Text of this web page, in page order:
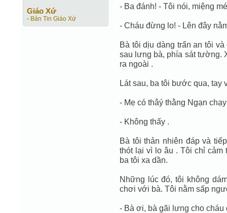
Giáo Xứ
- Bản Tin Giáo Xứ
- Ba đánh! - Tôi nói, miệng
- Cháu đừng lo! - Lên đây
Bà tôi dịu dàng trấn an tôi
sau lưng bà, phía sát tường.
ra ngoài .
Lát sau, ba tôi bước qua, tay
- Mẹ có thâý thằng Ngạn
- Không thấy .
Bà tôi thản nhiên đáp và
thót lại vì lo âu . Tôi chỉ cảm
ba tôi xa dần.
Những lúc đó, tôi không
chơi với bà. Tôi nằm sấp
- Bà ơi, bà gãi lưng cho cháu